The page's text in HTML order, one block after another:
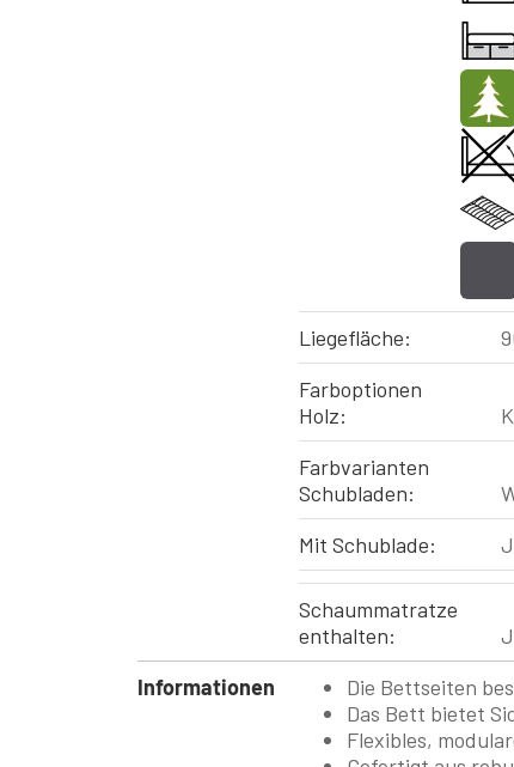
Liegefläche:
Farboptionen
Holz:
Farbvarianten
Schubladen:
Mit Schublade:
Schaummatratze
enthalten:
Informationen
Die Bettseiten
Das Bett bietet
Flexibles,